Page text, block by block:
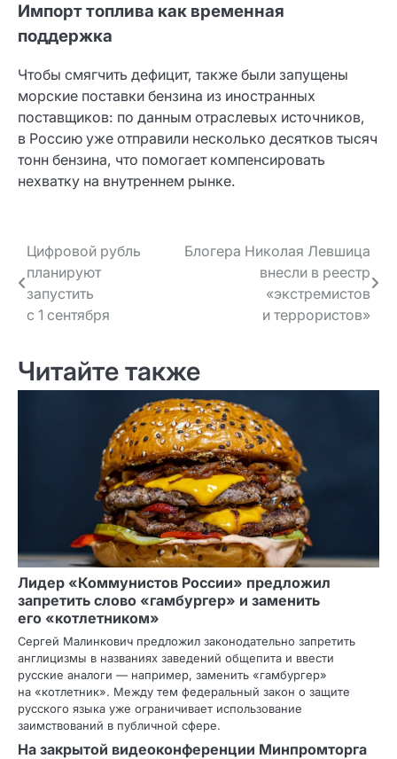
Импорт топлива как временная
поддержка
Чтобы смягчить дефицит, также были запущены
морские поставки бензина из иностранных
поставщиков: по данным отраслевых источников,
в Россию уже отправили несколько десятков тысяч
тонн бензина, что помогает компенсировать
нехватку на внутреннем рынке.
Навигация
по записям
Цифровой рубль
планируют
запустить
с 1 сентября
Блогера Николая Левшица
внесли в реестр
«экстремистов
и террористов»
Читайте также
Лидер «Коммунистов России» предложил
запретить слово «гамбургер» и заменить
его «котлетником»
Сергей Малинкович предложил законодательно запретить
англицизмы в названиях заведений общепита и ввести
русские аналоги — например, заменить «гамбургер»
на «котлетник». Между тем федеральный закон о защите
русского языка уже ограничивает использование
заимствований в публичной сфере.
На закрытой видеоконференции Минпромторга